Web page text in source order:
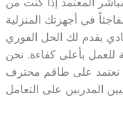
في أجهزتك المنزلية
يقدم لك الحل الفوري
للعمل بأعلى كفاءة. نحن
نعتمد على طاقم محترف